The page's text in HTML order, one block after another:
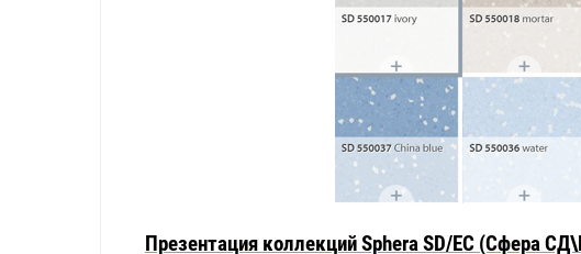
Презентация коллекций Sphera SD/EC (Сфера